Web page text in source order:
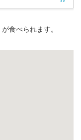
食べられます。